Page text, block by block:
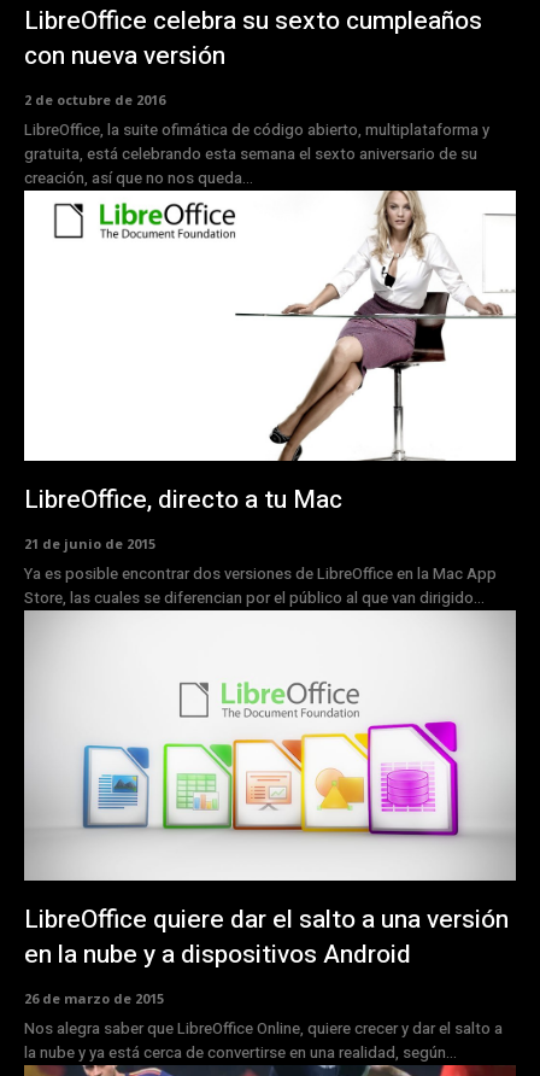
LibreOffice celebra su sexto cumpleaños
con nueva versión
2 de octubre de 2016
LibreOffice, la suite ofimática de código abierto, multiplataforma y
gratuita, está celebrando esta semana el sexto aniversario de su
creación, así que no nos queda...
LibreOffice, directo a tu Mac
21 de junio de 2015
Ya es posible encontrar dos versiones de LibreOffice en la Mac App
Store, las cuales se diferencian por el público al que van dirigido...
LibreOffice quiere dar el salto a una versión
en la nube y a dispositivos Android
26 de marzo de 2015
Nos alegra saber que LibreOffice Online, quiere crecer y dar el salto a
la nube y ya está cerca de convertirse en una realidad, según...